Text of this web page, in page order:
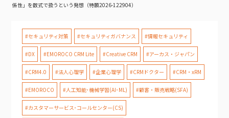
係性」を数式で扱うという発想（特願2026-122904）
#セキュリティ対策 #セキュリティガバナンス #情報セキュリティ
#DX #EMOROCO CRM Lite #Creative CRM #アーカス・ジャパン
#CRM4.0 #法人心理学 #企業心理学 #CRMドクター #CRM・xRM
#EMOROCO #人工知能･機械学習(AI･ML) #顧客・販売戦略(SFA)
#カスタマーサービス･コールセンター(CS)